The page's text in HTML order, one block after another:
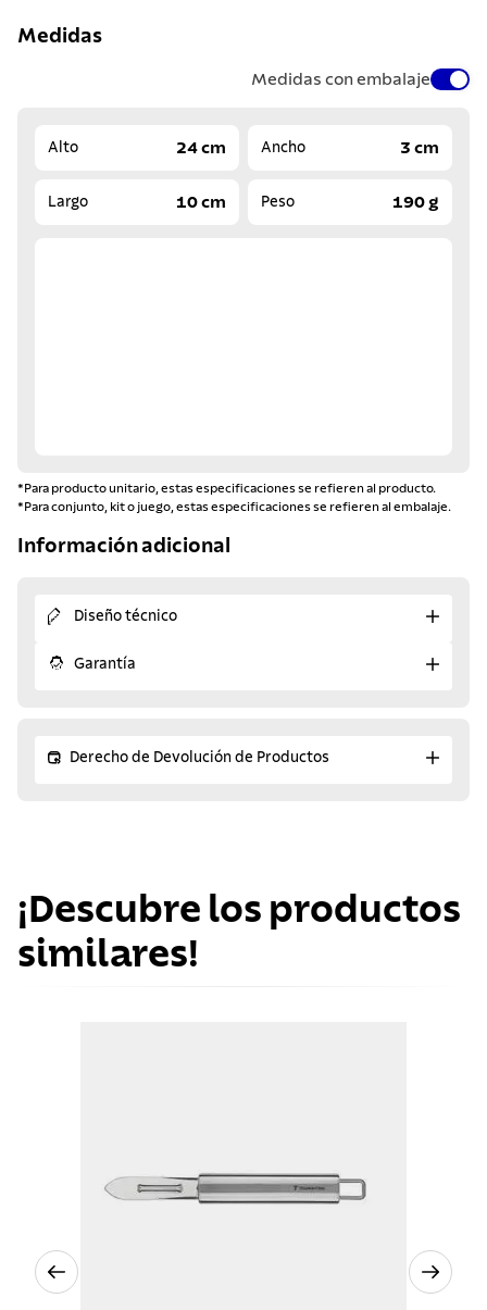
Medidas
Medidas con embalaje
Alto 24 cm Ancho 3 cm
Largo 10 cm Peso 190 g
*Para producto unitario, estas especificaciones se refieren al producto.
*Para conjunto, kit o juego, estas especificaciones se refieren al embalaje.
Información adicional
Diseño técnico
Garantía
Derecho de Devolución de Productos
¡Descubre los productos
similares!